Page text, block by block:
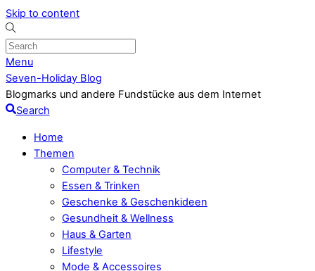
Skip to content
Menu
Seven-Holiday Blog
Blogmarks und andere Fundstücke aus dem Internet
Search
Home
Themen
Computer & Technik
Essen & Trinken
Geschenke & Geschenkideen
Gesundheit & Wellness
Haus & Garten
Lifestyle
Mode & Accessoires